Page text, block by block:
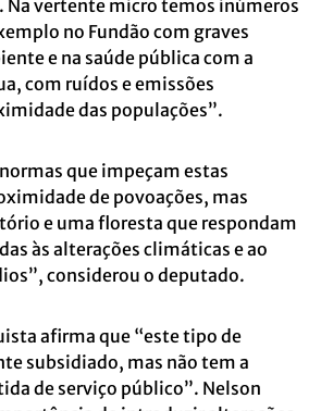
Na vertente micro temos inúmeros
no Fundão com graves
e na saúde pública com a
com ruídos e emissões
das populações”.
que impeçam estas
de povoações, mas
e uma floresta que respondam
às alterações climáticas e ao
considerou o deputado.
afirma que “este tipo de
subsidiado, mas não tem a
de serviço público”. Nelson